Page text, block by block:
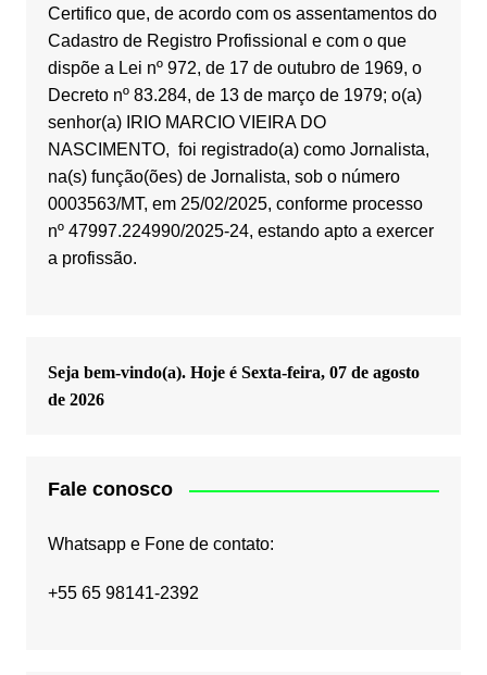
Certifico que, de acordo com os assentamentos do
Cadastro de Registro Profissional e com o que
dispõe a Lei nº 972, de 17 de outubro de 1969, o
Decreto nº 83.284, de 13 de março de 1979; o(a)
senhor(a) IRIO MARCIO VIEIRA DO
NASCIMENTO, foi registrado(a) como Jornalista,
na(s) função(ões) de Jornalista, sob o número
0003563/MT, em 25/02/2025, conforme processo
nº 47997.224990/2025-24, estando apto a exercer
a profissão.
Seja bem-vindo(a). Hoje é Sexta-feira, 07 de agosto
de 2026
Fale conosco
Whatsapp e Fone de contato:
+55 65 98141-2392